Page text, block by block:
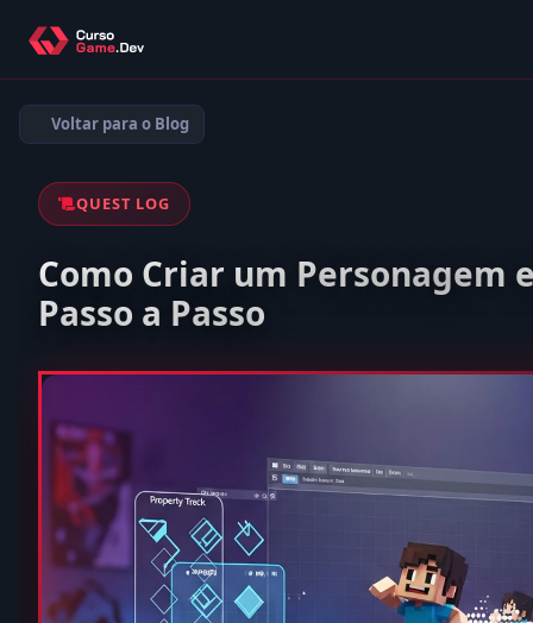
Voltar para o Blog
QUEST LOG
Como Criar um Personagem
Passo a Passo